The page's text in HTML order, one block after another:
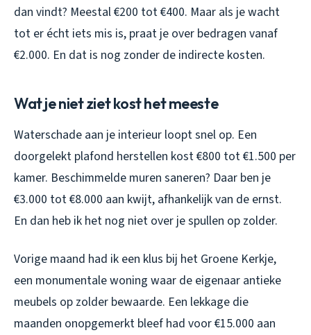
dan vindt? Meestal €200 tot €400. Maar als je wacht
tot er écht iets mis is, praat je over bedragen vanaf
€2.000. En dat is nog zonder de indirecte kosten.
Wat je niet ziet kost het meeste
Waterschade aan je interieur loopt snel op. Een
doorgelekt plafond herstellen kost €800 tot €1.500 per
kamer. Beschimmelde muren saneren? Daar ben je
€3.000 tot €8.000 aan kwijt, afhankelijk van de ernst.
En dan heb ik het nog niet over je spullen op zolder.
Vorige maand had ik een klus bij het Groene Kerkje,
een monumentale woning waar de eigenaar antieke
meubels op zolder bewaarde. Een lekkage die
maanden onopgemerkt bleef had voor €15.000 aan